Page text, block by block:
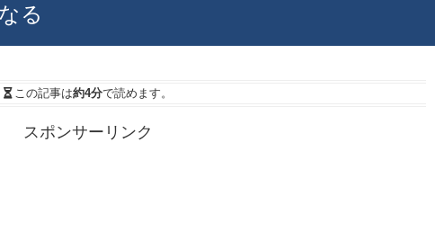
る
この記事は約4分で読めます。
スポンサーリンク